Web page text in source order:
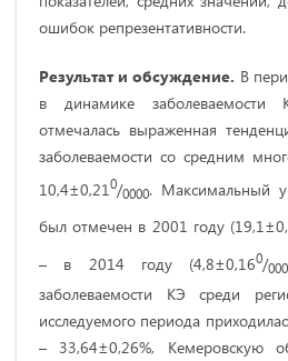
ошибок репрезентативности.
Результат и обсуждение. В
в динамике
отмечалась выраженная
заболеваемости со средним
10,4±0,210/0000. Максимальный
был отмечен в 2001 году
– в 2014 году (4,8±0,160/
заболеваемости КЭ среди
исследуемого периода
– 33,64±0,26%, Кемеровскую